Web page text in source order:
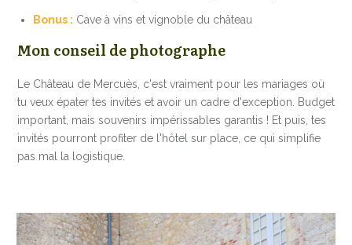
Bonus : Cave à vins et vignoble du château
Mon conseil de photographe
Le Château de Mercuès, c'est vraiment pour les mariages où
tu veux épater tes invités et avoir un cadre d'exception. Budget
important, mais souvenirs impérissables garantis ! Et puis, tes
invités pourront profiter de l'hôtel sur place, ce qui simplifie
pas mal la logistique.